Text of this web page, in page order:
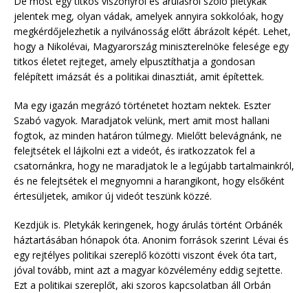
jelentek meg, olyan vádak, amelyek annyira sokkolóak, hogy
megkérdőjelezhetik a nyilvánosság előtt ábrázolt képét. Lehet,
hogy a Nikolévai, Magyarország miniszterelnöke felesége egy
titkos életet rejteget, amely elpusztíthatja a gondosan
felépített imázsát és a politikai dinasztiát, amit építettek.
Ma egy igazán megrázó történetet hoztam nektek. Eszter
Szabó vagyok. Maradjatok velünk, mert amit most hallani
fogtok, az minden határon túlmegy. Mielőtt belevágnánk, ne
felejtsétek el lájkolni ezt a videót, és iratkozzatok fel a
csatornánkra, hogy ne maradjatok le a legújabb tartalmainkról,
és ne felejtsétek el megnyomni a harangikont, hogy elsőként
értesüljetek, amikor új videót teszünk közzé.
Kezdjük is. Pletykák keringenek, hogy árulás történt Orbánék
háztartásában hónapok óta. Anonim források szerint Lévai és
egy rejtélyes politikai szereplő közötti viszont évek óta tart,
jóval tovább, mint azt a magyar közvélemény eddig sejtette.
Ezt a politikai szereplőt, aki szoros kapcsolatban áll Orbán